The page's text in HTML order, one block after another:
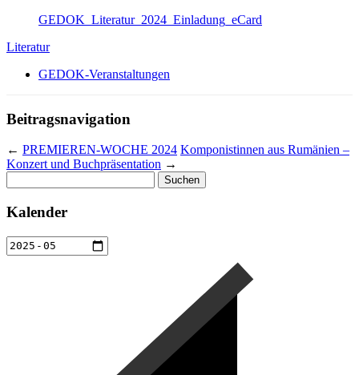
GEDOK_Literatur_2024_Einladung_eCard
Literatur
GEDOK-Veranstaltungen
Beitragsnavigation
← PREMIEREN-WOCHE 2024 Komponistinnen aus Rumänien –
Konzert und Buchpräsentation →
nach:
Kalender